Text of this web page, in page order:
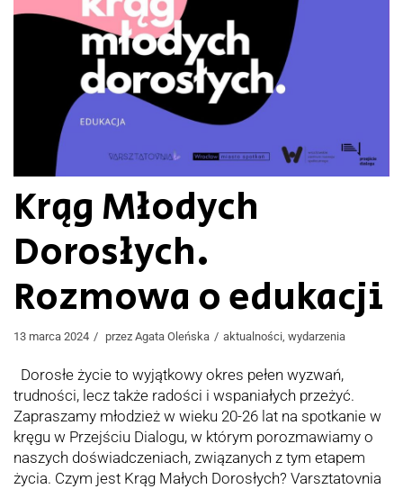
Krąg Młodych
Dorosłych.
Rozmowa o edukacji
13 marca 2024 przez Agata Oleńska aktualności, wydarzenia
Dorosłe życie to wyjątkowy okres pełen wyzwań,
trudności, lecz także radości i wspaniałych przeżyć.
Zapraszamy młodzież w wieku 20-26 lat na spotkanie w
kręgu w Przejściu Dialogu, w którym porozmawiamy o
naszych doświadczeniach, związanych z tym etapem
życia. Czym jest Krąg Małych Dorosłych? Varsztatovnia